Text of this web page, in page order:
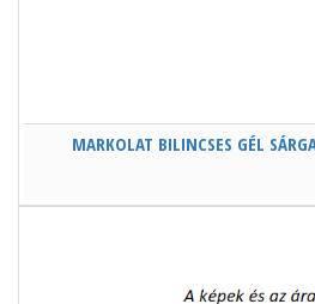
MARKOLAT BILINCSES GÉL